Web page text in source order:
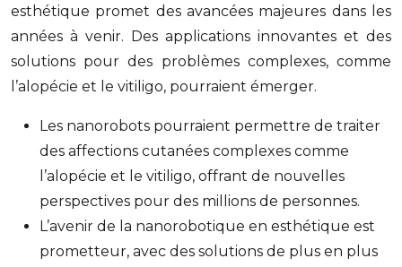
esthétique promet des avancées majeures dans les
années à venir. Des applications innovantes et des
solutions pour des problèmes complexes, comme
l’alopécie et le vitiligo, pourraient émerger.
Les nanorobots pourraient permettre de traiter
des affections cutanées complexes comme
l’alopécie et le vitiligo, offrant de nouvelles
perspectives pour des millions de personnes.
L’avenir de la nanorobotique en esthétique est
prometteur, avec des solutions de plus en plus